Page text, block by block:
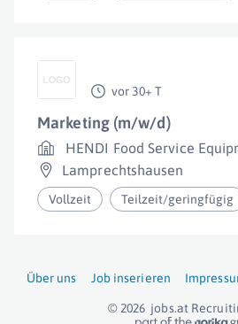
vor 30+ T
Marketing (m/w/d)
HENDI Food Service
Lamprechtshausen
Vollzeit Teilzeit/geringfügig
Über uns Job inserieren
© 2026 jobs.at